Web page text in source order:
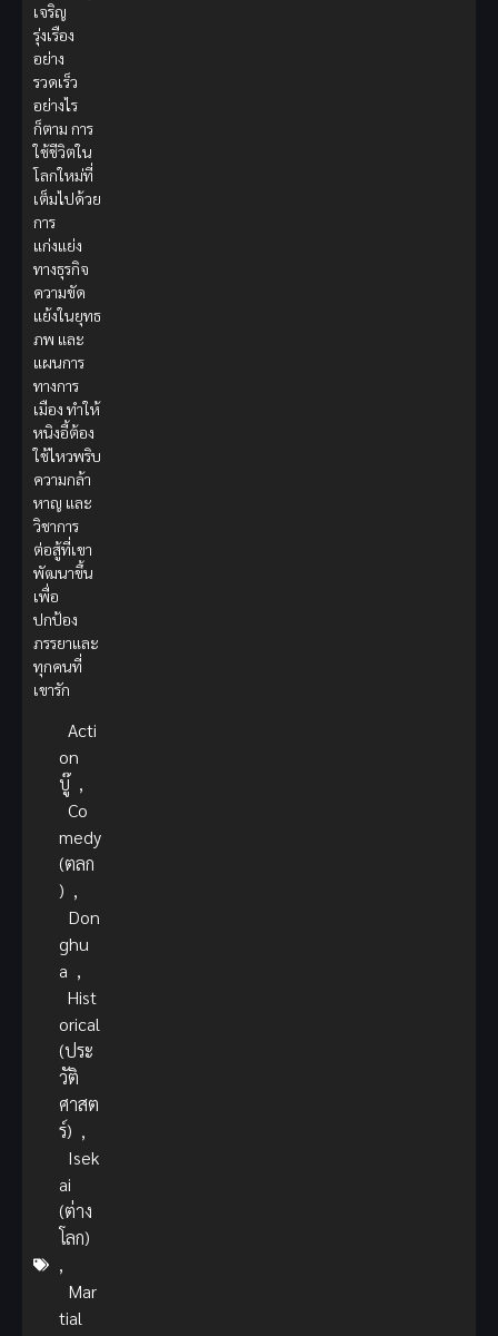
เจริญ
รุ่งเรือง
อย่าง
รวดเร็ว
อย่างไร
ก็ตาม การ
ใช้ชีวิตใน
โลกใหม่ที่
เต็มไปด้วย
การ
แก่งแย่ง
ทางธุรกิจ
ความขัด
แย้งในยุทธ
ภพ และ
แผนการ
ทางการ
เมือง ทำให้
หนิงอี้ต้อง
ใช้ไหวพริบ
ความกล้า
หาญ และ
วิชาการ
ต่อสู้ที่เขา
พัฒนาขึ้น
เพื่อ
ปกป้อง
ภรรยาและ
ทุกคนที่
เขารัก
Acti
on
บู๊ ,
Co
medy
(ตลก
) ,
Don
ghu
a ,
Hist
orical
(ประ
วัติ
ศาสต
ร์) ,
Isek
ai
(ต่าง
โลก)
,
Mar
tial